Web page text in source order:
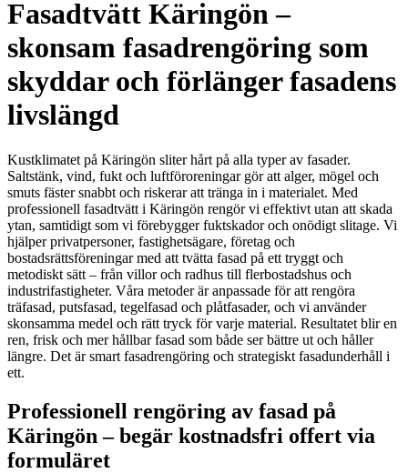
Fasadtvätt Käringön –
skonsam fasadrengöring som
skyddar och förlänger fasadens
livslängd
Kustklimatet på Käringön sliter hårt på alla typer av fasader.
Saltstänk, vind, fukt och luftföroreningar gör att alger, mögel och
smuts fäster snabbt och riskerar att tränga in i materialet. Med
professionell fasadtvätt i Käringön rengör vi effektivt utan att skada
ytan, samtidigt som vi förebygger fuktskador och onödigt slitage. Vi
hjälper privatpersoner, fastighetsägare, företag och
bostadsrättsföreningar med att tvätta fasad på ett tryggt och
metodiskt sätt – från villor och radhus till flerbostadshus och
industrifastigheter. Våra metoder är anpassade för att rengöra
träfasad, putsfasad, tegelfasad och plåtfasader, och vi använder
skonsamma medel och rätt tryck för varje material. Resultatet blir en
ren, frisk och mer hållbar fasad som både ser bättre ut och håller
längre. Det är smart fasadrengöring och strategiskt fasadunderhåll i
ett.
Professionell rengöring av fasad på
Käringön – begär kostnadsfri offert via
formuläret